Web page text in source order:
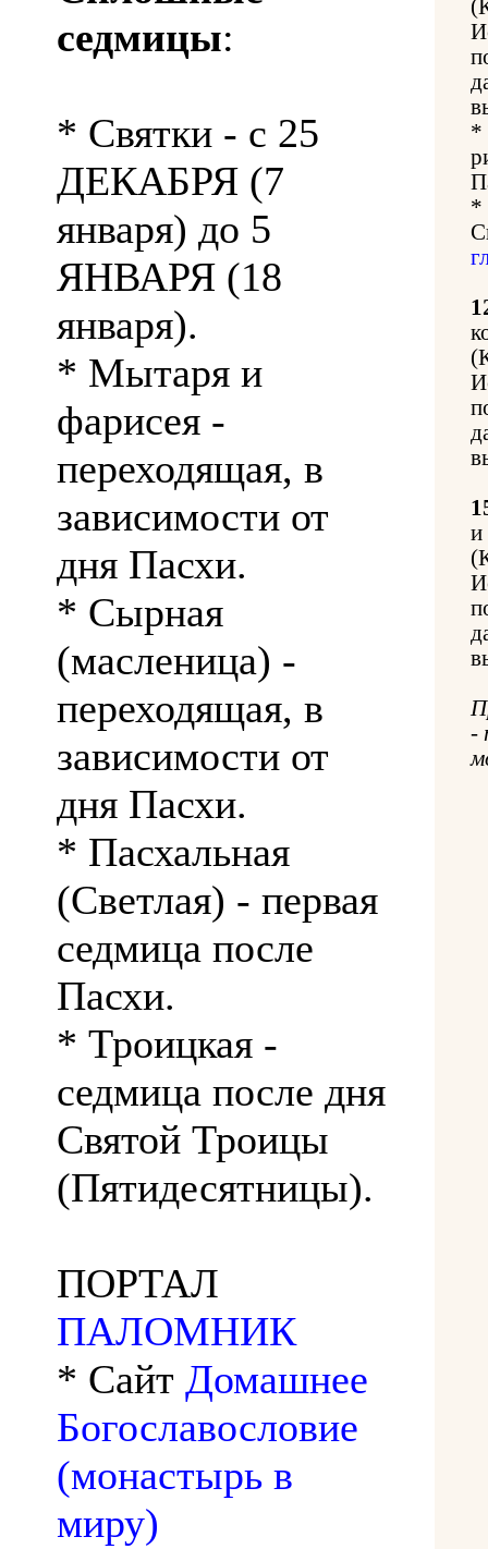
седмицы:
* Святки - с 25
ДЕКАБРЯ (7
января) до 5
ЯНВАРЯ (18
января).
* Мытаря и
фарисея -
переходящая, в
зависимости от
дня Пасхи.
* Сырная
(масленица) -
переходящая, в
зависимости от
дня Пасхи.
* Пасхальная
(Светлая) - первая
седмица после
Пасхи.
* Троицкая -
седмица после дня
Святой Троицы
(Пятидесятницы).
ПОРТАЛ
ПАЛОМНИК
* Сайт Домашнее
Богославословие
(монастырь в
миру)
*
*
и
-